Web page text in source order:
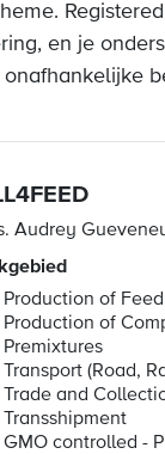
. Registered
, en je
onafhankelijke
Audrey
Production of
Production of
Premixtures
Transport (Road,
Trade and
Transshipment
GMO controlled -